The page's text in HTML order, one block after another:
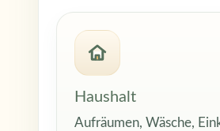
Haushalt
Aufräumen, Wäsche,